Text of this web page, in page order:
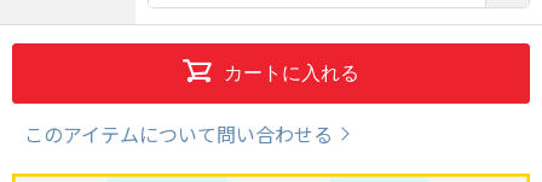
カートに入れる
このアイテムについて問い合わせる